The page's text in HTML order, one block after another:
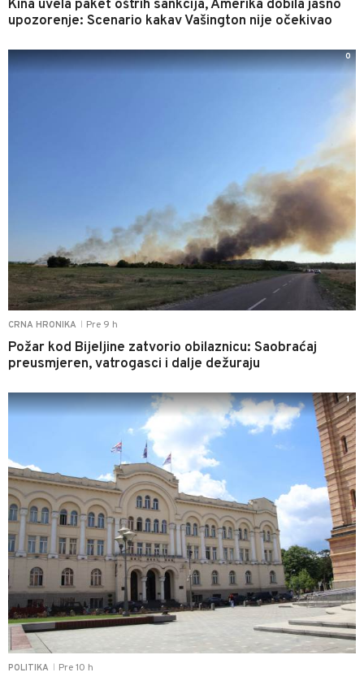
Kina uvela paket oštrih sankcija, Amerika dobila jasno
upozorenje: Scenario kakav Vašington nije očekivao
CRNA HRONIKA Pre 9 h
Požar kod Bijeljine zatvorio obilaznicu: Saobraćaj
preusmjeren, vatrogasci i dalje dežuraju
0
POLITIKA Pre 10 h
1